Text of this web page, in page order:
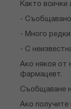
Както всички
- Съобщавано
- Много
- С
Ако някоя от
фармацевт.
Съобщаване
Ако получите